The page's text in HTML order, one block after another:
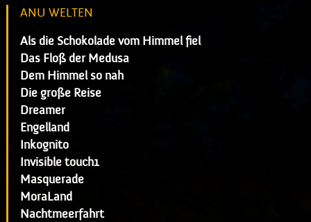
ANU WELTEN
Als die Schokolade vom Himmel fiel
Das Floß der Medusa
Dem Himmel so nah
Die große Reise
Dreamer
Engelland
Inkognito
Invisible touch1
Masquerade
MoraLand
Nachtmeerfahrt